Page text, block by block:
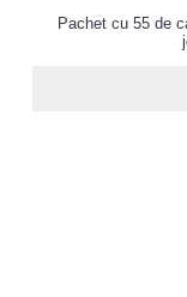
Pachet cu 55 de